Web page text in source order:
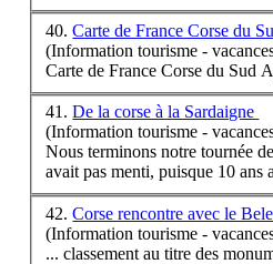
40.Carte de France Corse du
(Information tourisme -
Carte de FranceCorse du Sud
41.De la corse à la Sardaigne
(Information tourisme -
Nous terminons notre tournée
avait pas menti, puisque 10 ans
42.Corse rencontre avec le
(Information tourisme -
... classement au titre des